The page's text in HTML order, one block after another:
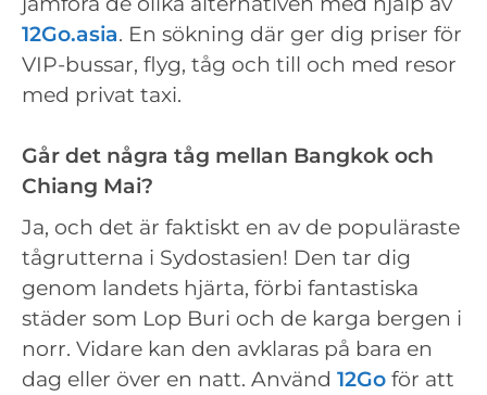
12Go.asia. En sökning där ger dig priser för
VIP-bussar, flyg, tåg och till och med resor
med privat taxi.
Går det några tåg mellan Bangkok och
Chiang Mai?
Ja, och det är faktiskt en av de populäraste
tågrutterna i Sydostasien! Den tar dig
genom landets hjärta, förbi fantastiska
städer som Lop Buri och de karga bergen i
norr. Vidare kan den avklaras på bara en
dag eller över en natt. Använd 12Go för att